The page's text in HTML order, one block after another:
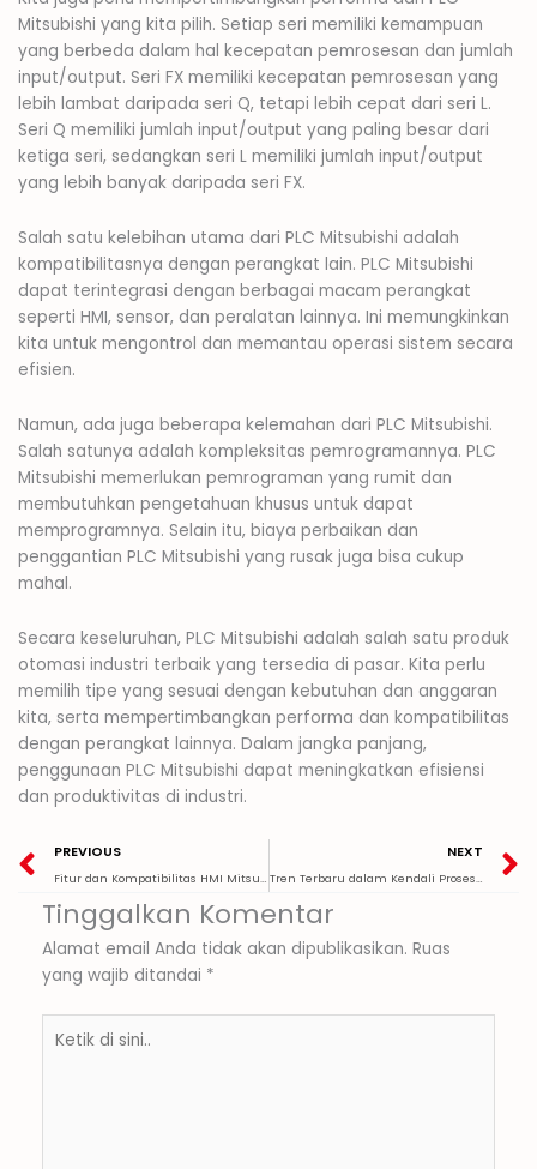
Mitsubishi yang kita pilih. Setiap seri memiliki kemampuan
yang berbeda dalam hal kecepatan pemrosesan dan jumlah
input/output. Seri FX memiliki kecepatan pemrosesan yang
lebih lambat daripada seri Q, tetapi lebih cepat dari seri L.
Seri Q memiliki jumlah input/output yang paling besar dari
ketiga seri, sedangkan seri L memiliki jumlah input/output
yang lebih banyak daripada seri FX.
Salah satu kelebihan utama dari PLC Mitsubishi adalah
kompatibilitasnya dengan perangkat lain. PLC Mitsubishi
dapat terintegrasi dengan berbagai macam perangkat
seperti HMI, sensor, dan peralatan lainnya. Ini memungkinkan
kita untuk mengontrol dan memantau operasi sistem secara
efisien.
Namun, ada juga beberapa kelemahan dari PLC Mitsubishi.
Salah satunya adalah kompleksitas pemrogramannya. PLC
Mitsubishi memerlukan pemrograman yang rumit dan
membutuhkan pengetahuan khusus untuk dapat
memprogramnya. Selain itu, biaya perbaikan dan
penggantian PLC Mitsubishi yang rusak juga bisa cukup
mahal.
Secara keseluruhan, PLC Mitsubishi adalah salah satu produk
otomasi industri terbaik yang tersedia di pasar. Kita perlu
memilih tipe yang sesuai dengan kebutuhan dan anggaran
kita, serta mempertimbangkan performa dan kompatibilitas
dengan perangkat lainnya. Dalam jangka panjang,
penggunaan PLC Mitsubishi dapat meningkatkan efisiensi
dan produktivitas di industri.
Prev
PREVIOUS
Fitur dan Kompatibilitas HMI Mitsubishi
NEXT
Tren Terbaru dalam Kendali Proses Industri: Dari Automasi hingga IoT
Tinggalkan Komentar
Alamat email Anda tidak akan dipublikasikan. Ruas
yang wajib ditandai *